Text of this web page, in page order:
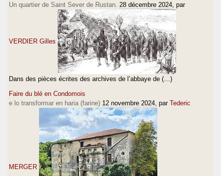
Un quartier de Saint Sever de Rustan. 28 décembre 2024 , par
VERDIER Gilles
Dans des pièces écrites des archives de l’abbaye de (…)
Faire du blé en Condomois
e lo transformar en haria (farine) 12 novembre 2024 , par Tederic
MERGER